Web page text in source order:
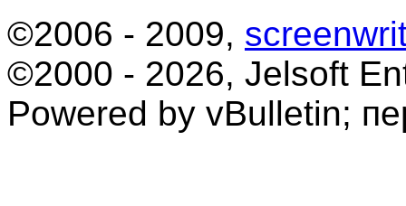
©2006 - 2009,
©2000 - 2026, Jelsoft
Powered by vBulletin;